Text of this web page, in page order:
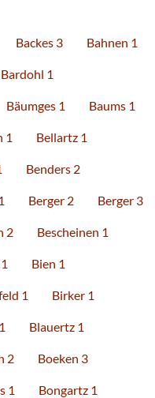
Backes 3 Bahnen 1
Bardohl 1
Bäumges 1 Baums 1
1 Bellartz 1
Benders 2
Berger 2 Berger 3
2 Bescheinen 1
Bien 1
1 Birker 1
Blauertz 1
2 Boeken 3
1 Bongartz 1